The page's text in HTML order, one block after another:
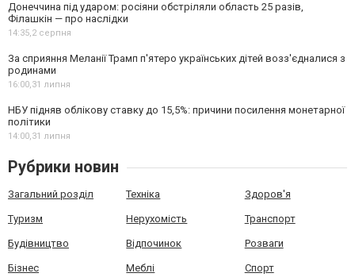
Донеччина під ударом: росіяни обстріляли область 25 разів,
Філашкін — про наслідки
14:35,2 серпня
За сприяння Меланії Трамп п'ятеро українських дітей возз'єдналися з
родинами
16:00,31 липня
НБУ підняв облікову ставку до 15,5%: причини посилення монетарної
політики
14:00,31 липня
Рубрики новин
Загальний розділ Техніка Здоров'я
Туризм Нерухомість Транспорт
Будівництво Відпочинок Розваги
Бізнес Меблі Спорт